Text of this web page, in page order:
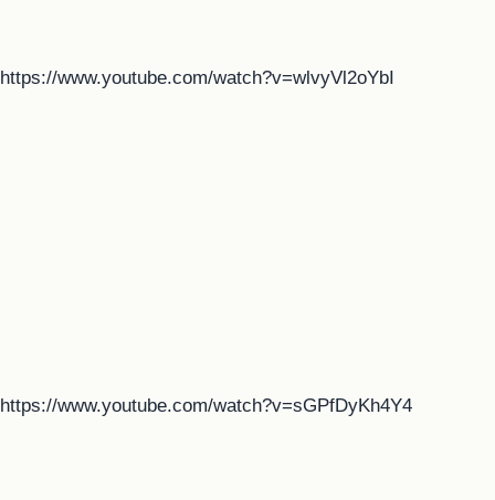
https://www.youtube.com/watch?v=wlvyVl2oYbI
https://www.youtube.com/watch?v=sGPfDyKh4Y4